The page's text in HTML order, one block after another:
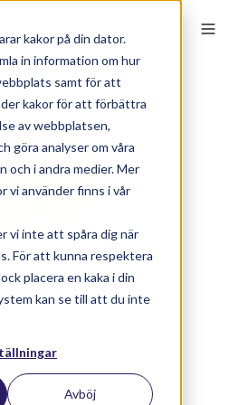
kakor på din dator.
in information om hur
samt för att
kakor för att förbättra
av webbplatsen,
göra analyser om våra
och i andra medier. Mer
vi använder finns i vår
vi inte att spåra dig när
För att kunna respektera
placera en kaka i din
kan se till att du inte
Avböj